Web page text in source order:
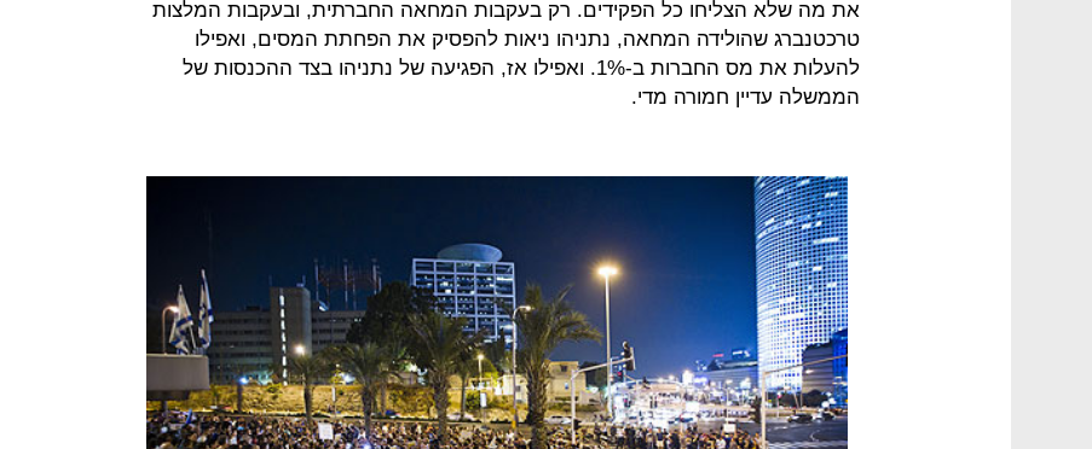
את מה שלא הצליחו כל הפקידים. רק בעקבות המחאה החברתית, ובעקבות המלצות
טרכטנברג שהולידה המחאה, נתניהו ניאות להפסיק את הפחתת המסים, ואפילו
להעלות את מס החברות ב-1%. ואפילו אז, הפגיעה של נתניהו בצד ההכנסות של
הממשלה עדיין חמורה מדי.